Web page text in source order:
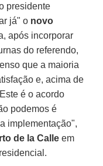
presidente
já" o novo
após incorporar
do referendo,
que a maioria
e, acima de
é o acordo
podemos é
implementação",
de la Calle em